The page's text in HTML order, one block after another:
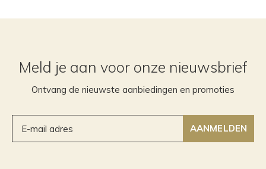
Meld je aan voor onze nieuwsbrief
Ontvang de nieuwste aanbiedingen en promoties
AANMELDEN